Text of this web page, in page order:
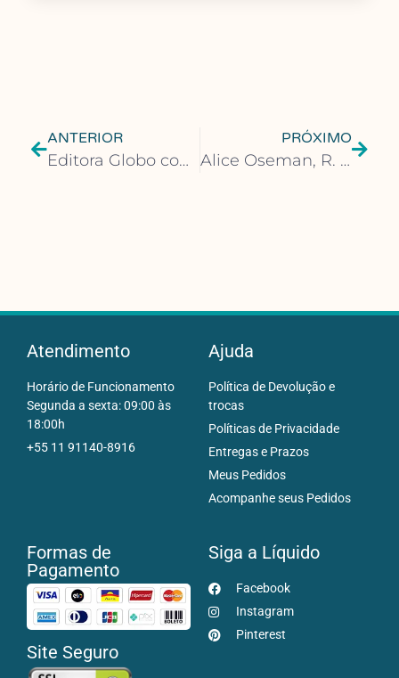
ANTERIOR
Editora Globo contrata editor assistente
PRÓXIMO
Alice Oseman, R. F. Kuang e Monica Heisey entre os finalistas do Indie Book Awards 2024
Atendimento
Horário de Funcionamento
Segunda a sexta: 09:00 às
18:00h
+55 11 91140-8916
Ajuda
Política de Devolução e
trocas
Políticas de Privacidade
Entregas e Prazos
Meus Pedidos
Acompanhe seus Pedidos
Formas de
Pagamento
Site Seguro
Siga a Líquido
Facebook
Instagram
Pinterest